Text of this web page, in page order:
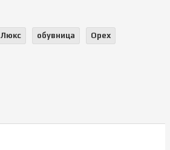
Люкс обувница Орех